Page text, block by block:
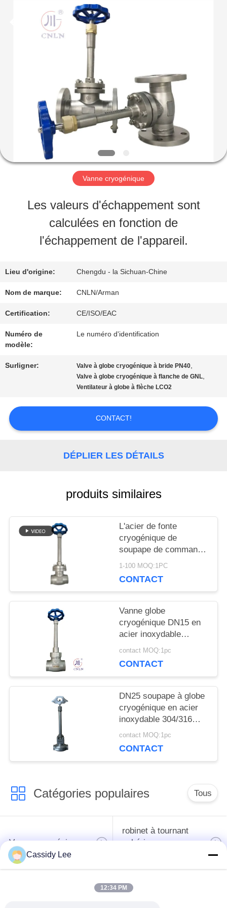
PRODUITS
VIDÉOS
AU
NOUS
VISITE
D'USINE
CONTRÔLE
DE
QUALITÉ
CONTACTEZ-
NOUS
DEMANDEZ
UNE
CITATION
POLITIQUE
CONFIDENTIALITÉ
Vanne cryogénique
Les valeurs d'échappement sont
calculées en fonction de
l'échappement de l'appareil.
Lieu d'origine: Chengdu - la Sichuan-Chine
Nom de marque: CNLN/Arman
Certification: CE/ISO/EAC
Numéro de
modèle:
Le numéro d'identification
Surligner: Valve à globe cryogénique à bride PN40,
Valve à globe cryogénique à flanche de GNL,
Ventilateur à globe à flèche LCO2
CONTACT!
DÉPLIER LES DÉTAILS
produits similaires
L'acier de fonte
cryogénique de
soupape de commande
de globe ou l'acier
le matériel aux besoins
1-100 MOQ:1PC
CONTACT
Vanne globe
cryogénique DN15 en
acier inoxydable
304/316 5.0 MPa
contact MOQ:1pc
CONTACT
DN25 soupape à globe
cryogénique en acier
inoxydable 304/316
avec joint PTFE et
CF8/CF3 pour -196°C à
contact MOQ:1pc
CONTACT
Catégories populaires Tous
Vanne cryogénique
robinet à tournant
sphérique
soupape de sûreté
Cassidy Lee
12:34 PM